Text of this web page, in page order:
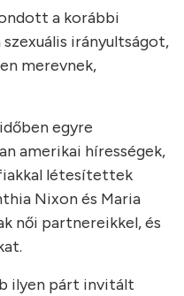
a korábbi
irányultságot,
merevnek,
egyre
amerikai hírességek,
létesítettek
Nixon és Maria
női partnereikkel, és
ilyen párt invitált